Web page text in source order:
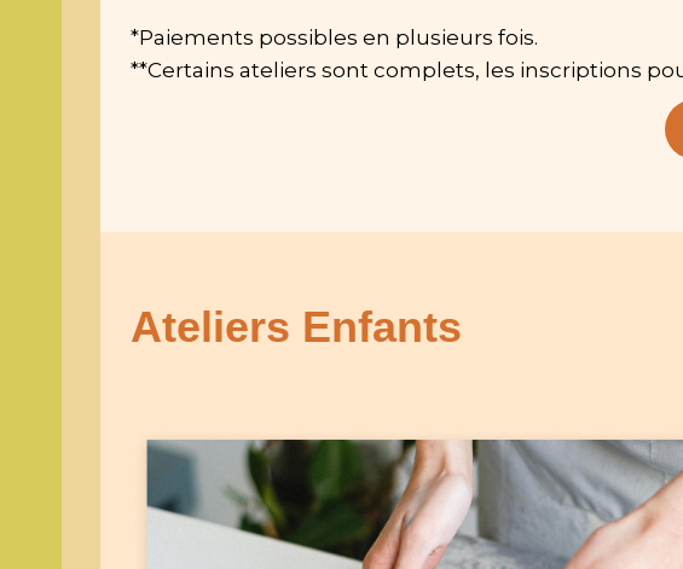
*Paiements possibles en plusieurs fois.
**Certains ateliers sont complets, les inscriptions
Ateliers Enfants